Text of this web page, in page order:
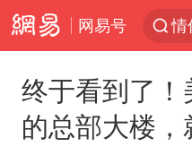
网易号
情
白
《
终于看到了
的总部大楼